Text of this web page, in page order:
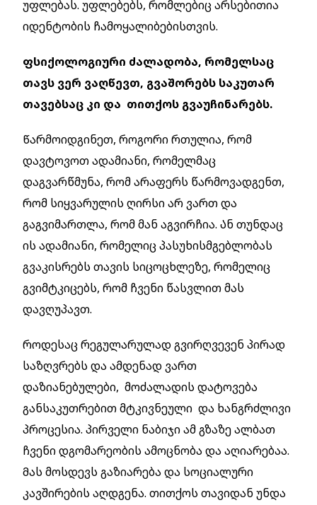
უფლებას. უფლებებს, რომლებიც არსებითია
იდენტობის ჩამოყალიბებისთვის.
ფსიქოლოგიური ძალადობა, რომელსაც
თავს ვერ ვაღწევთ, გვაშორებს საკუთარ
თავებსაც კი და თითქოს გვაუჩინარებს.
Წარმოიდგინეთ, როგორი რთულია, რომ
დავტოვოთ ადამიანი, რომელმაც
დაგვარწმუნა, რომ არაფერს წარმოვადგენთ,
რომ სიყვარულის ღირსი არ ვართ და
გაგვიმართლა, რომ მან აგვირჩია. Ან თუნდაც
ის ადამიანი, რომელიც პასუხისმგებლობას
გვაკისრებს თავის სიცოცხლეზე, რომელიც
გვიმტკიცებს, რომ ჩვენი წასვლით მას
დავღუპავთ.
როდესაც რეგულარულად გვირღვევენ პირად
საზღვრებს და ამდენად ვართ
დაზიანებულები, მოძალადის დატოვება
განსაკუთრებით მტკივნეული და ხანგრძლივი
პროცესია. პირველი ნაბიჯი ამ გზაზე ალბათ
ჩვენი დგომარეობის ამოცნობა და აღიარებაა.
Მას მოსდევს გაზიარება და სოციალური
კავშირების აღდგენა. თითქოს თავიდან უნდა